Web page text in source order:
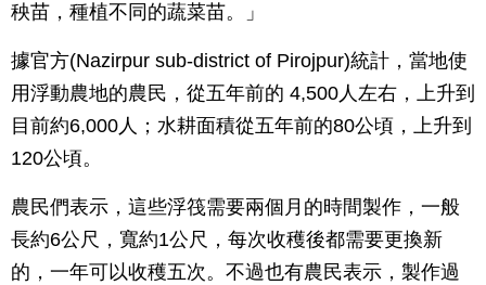
秧苗，種植不同的蔬菜苗。」
據官方(Nazirpur sub-district of Pirojpur)統計，當地使
用浮動農地的農民，從五年前的 4,500人左右，上升到
目前約6,000人；水耕面積從五年前的80公頃，上升到
120公頃。
農民們表示，這些浮筏需要兩個月的時間製作，一般
長約6公尺，寬約1公尺，每次收穫後都需要更換新
的，一年可以收穫五次。不過也有農民表示，製作過